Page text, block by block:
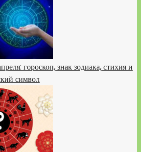
гороскоп, знак зодиака, стихия и
символ